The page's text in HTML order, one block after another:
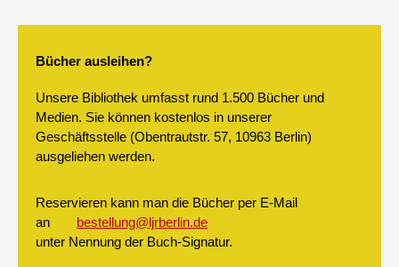
Bücher ausleihen?
Unsere Bibliothek umfasst rund 1.500 Bücher und
Medien. Sie können kostenlos in unserer
Geschäftsstelle (Obentrautstr. 57, 10963 Berlin)
ausgeliehen werden.
Reservieren kann man die Bücher per E-Mail
an
bestellung@ljrberlin.de
unter Nennung der Buch-Signatur.